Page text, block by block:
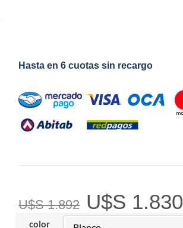
Hasta en 6 cuotas sin recargo
U$S1.892 U$S 1.830
color